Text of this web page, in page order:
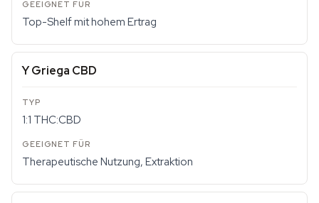
Top-Shelf mit hohem Ertrag
Y Griega CBD
1:1 THC:CBD
Therapeutische Nutzung, Extraktion